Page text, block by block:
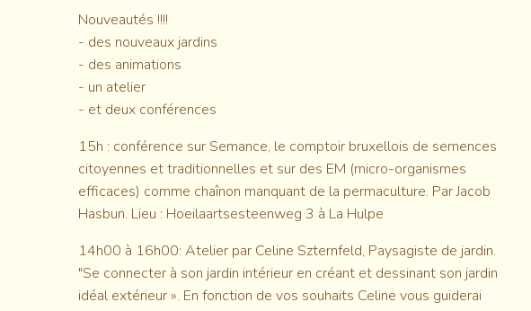
Nouveautés !!!!
- des nouveaux jardins
- des animations
- un atelier
- et deux conférences
15h : conférence sur Semance, le comptoir bruxellois de semences
citoyennes et traditionnelles et sur des EM (micro-organismes
efficaces) comme chaînon manquant de la permaculture. Par Jacob
Hasbun. Lieu : Hoeilaartsesteenweg 3 à La Hulpe
14h00 à 16h00: Atelier par Celine Szternfeld, Paysagiste de jardin.
"Se connecter à son jardin intérieur en créant et dessinant son jardin
idéal extérieur ». En fonction de vos souhaits Celine vous guiderai